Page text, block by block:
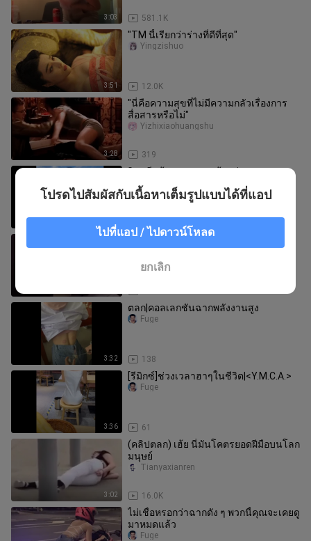
3:03 581.1K
3:51
"TM นี้เรียกว่าร่างที่ดีที่สุด"
12.0K
Yingzishuo
3:28
"นี่คือความสุขที่ไม่มีความกลัวเรื่องการ
สื่อสารหรือไม่"
319
Yizhixiaohuangshu
วินาทีหน้าแตก ขายหน้าอย่างรุนแรง
0615
Fuge
ตลก | วินาทีแห่งความสวย
Fuge
3:32
ตลก|คอลเลกชันฉากพลังงานสูง
138
Fuge
3:36
[รีมิกซ์]ช่วงเวลาฮาๆในชีวิต|<Y.M.C.A.>
61
Fuge
3:02
(คลิปตลก) เฮ้ย นี่มันโคตรยอดฝีมือบนโลก
มนุษย์
16.0K
Tianyaxianren
ไม่เชื่อหรอกว่าฉากดัง ๆ พวกนี้คุณจะเคยดู
มาหมดแล้ว
Fuge
โปรดไปสัมผัสกับเนื้อหาเต็มรูปแบบได้ที่แอป
ไปที่แอป / ไปดาวน์โหลด
ยกเลิก